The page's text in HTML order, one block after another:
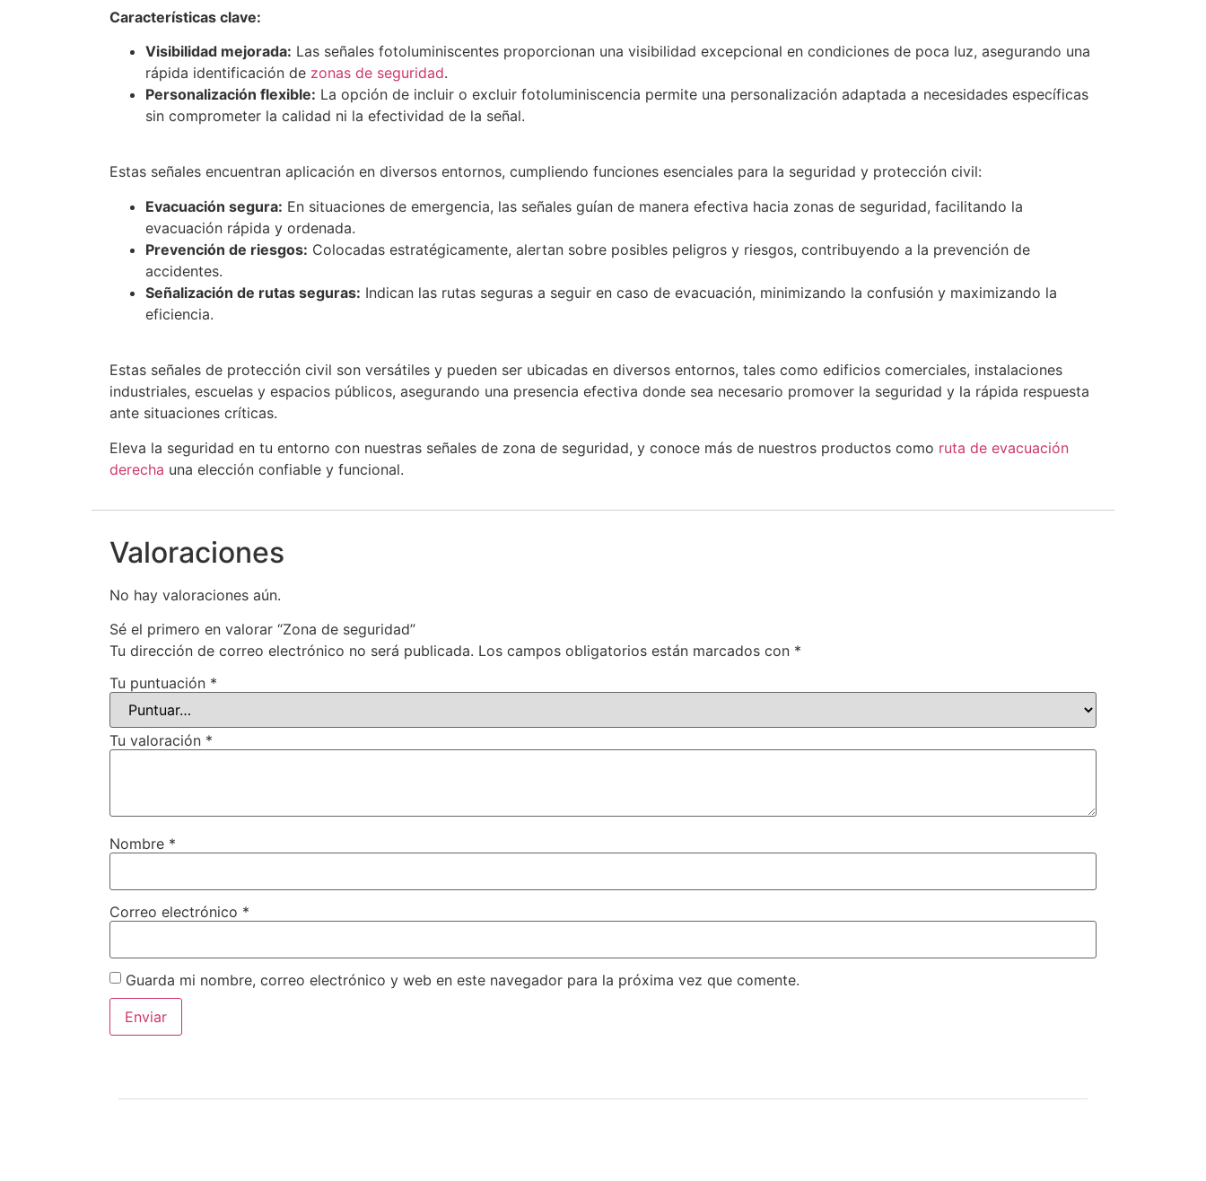
Características clave:
Visibilidad mejorada: Las señales fotoluminiscentes proporcionan una visibilidad excepcional en condiciones de poca luz, asegurando una
rápida identificación de zonas de seguridad.
Personalización flexible: La opción de incluir o excluir fotoluminiscencia permite una personalización adaptada a necesidades específicas
sin comprometer la calidad ni la efectividad de la señal.
Estas señales encuentran aplicación en diversos entornos, cumpliendo funciones esenciales para la seguridad y protección civil:
Evacuación segura: En situaciones de emergencia, las señales guían de manera efectiva hacia zonas de seguridad, facilitando la
evacuación rápida y ordenada.
Prevención de riesgos: Colocadas estratégicamente, alertan sobre posibles peligros y riesgos, contribuyendo a la prevención de
accidentes.
Señalización de rutas seguras: Indican las rutas seguras a seguir en caso de evacuación, minimizando la confusión y maximizando la
eficiencia.
Estas señales de protección civil son versátiles y pueden ser ubicadas en diversos entornos, tales como edificios comerciales, instalaciones
industriales, escuelas y espacios públicos, asegurando una presencia efectiva donde sea necesario promover la seguridad y la rápida respuesta
ante situaciones críticas.
Eleva la seguridad en tu entorno con nuestras señales de zona de seguridad, y conoce más de nuestros productos como ruta de evacuación
derecha una elección confiable y funcional.
Valoraciones
No hay valoraciones aún.
Sé el primero en valorar “Zona de seguridad”
Tu dirección de correo electrónico no será publicada. Los campos obligatorios están marcados con *
Tu puntuación *
Tu valoración *
Nombre *
Correo electrónico *
Guarda mi nombre, correo electrónico y web en este navegador para la próxima vez que comente.